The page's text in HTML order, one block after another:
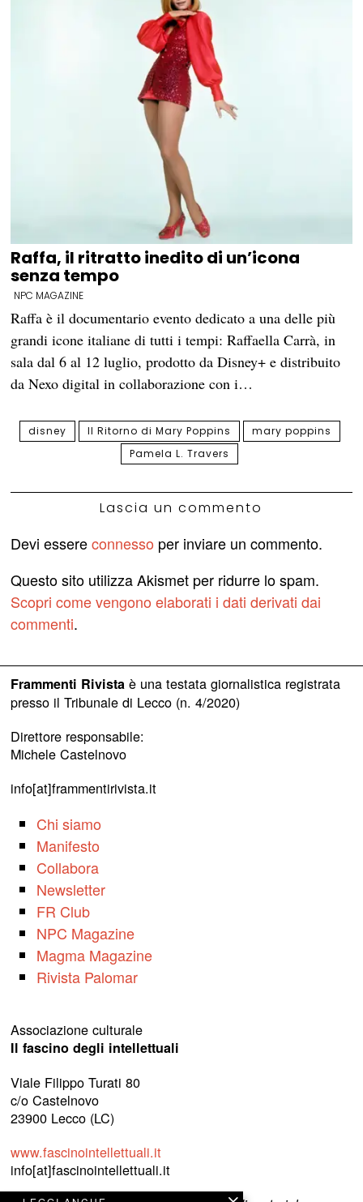
Raffa, il ritratto inedito di un’icona
senza tempo
NPC MAGAZINE
Raffa è il documentario evento dedicato a una delle più
grandi icone italiane di tutti i tempi: Raffaella Carrà, in
sala dal 6 al 12 luglio, prodotto da Disney+ e distribuito
da Nexo digital in collaborazione con i…
disney Il Ritorno di Mary Poppins
mary poppins
Pamela L. Travers
Lascia un commento
Devi essereconnesso per inviare un commento.
Questo sito utilizza Akismet per ridurre lo spam.
Scopri come vengono elaborati i dati derivati dai
commenti.
Frammenti Rivistaè una testata giornalistica registrata
presso il Tribunale di Lecco (n. 4/2020)
Direttore responsabile:
Michele Castelnovo
info[at]frammentirivista.it
Chi siamo
Manifesto
Collabora
Newsletter
FR Club
NPC Magazine
Magma Magazine
Rivista Palomar
Associazione culturale
Il fascino degli intellettuali
Viale Filippo Turati 80
c/o Castelnovo
23900 Lecco (LC)
www.fascinointellettuali.it
info[at]fascinointellettuali.it